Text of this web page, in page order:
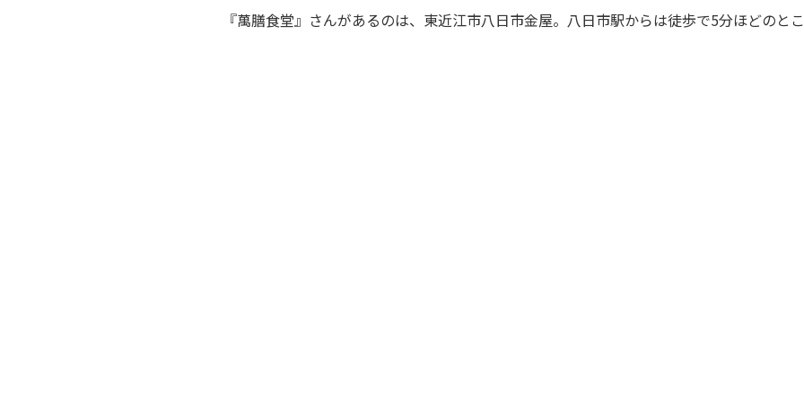
『萬膳食堂』さんがあるのは、東近江市八日市金屋。八日市駅からは徒歩で5分ほどのとこ